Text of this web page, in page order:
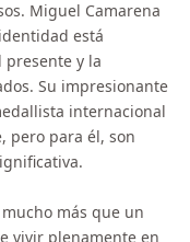
Miguel Camarena
está
presente y la
Su impresionante
internacional
pero para él, son
más que un
vivir plenamente en